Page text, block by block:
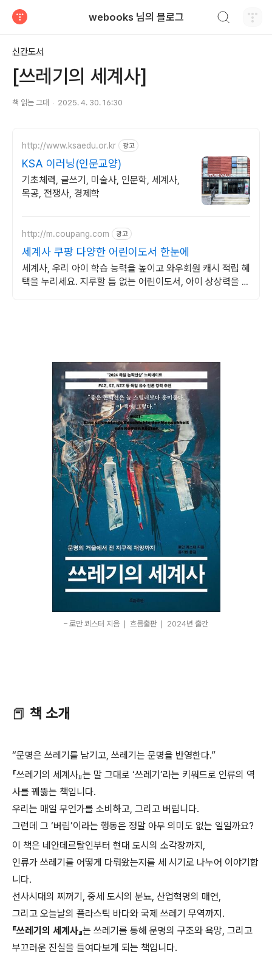
webooks 님의 블로그
신간도서
[쓰레기의 세계사]
책 읽는 그대 2025. 4. 30. 16:30
http://www.ksaedu.or.kr 광고
KSA 이러닝(인문교양)
기초체력, 글쓰기, 미술사, 인문학, 세계사,
목공, 전쟁사, 경제학
http://m.coupang.com 광고
세계사 쿠팡 다양한 어린이도서 한눈에
세계사, 우리 아이 학습 능력을 높이고 와우회원 캐시 적립 혜
택을 누리세요. 지루할 틈 없는 어린이도서, 아이 상상력을 자
– 로만 쾨스터 지음 ❘ 흐름출판 ❘ 2024년 출간
📕 책 소개
“문명은 쓰레기를 남기고, 쓰레기는 문명을 반영한다.”
『쓰레기의 세계사』는 말 그대로 ‘쓰레기’라는 키워드로 인류의 역
사를 꿰뚫는 책입니다.
우리는 매일 무언가를 소비하고, 그리고 버립니다.
그런데 그 ‘버림’이라는 행동은 정말 아무 의미도 없는 일일까요?
이 책은 네안데르탈인부터 현대 도시의 소각장까지,
인류가 쓰레기를 어떻게 다뤄왔는지를 세 시기로 나누어 이야기합
니다.
선사시대의 찌꺼기, 중세 도시의 분뇨, 산업혁명의 매연,
그리고 오늘날의 플라스틱 바다와 국제 쓰레기 무역까지.
『쓰레기의 세계사』는 쓰레기를 통해 문명의 구조와 욕망, 그리고
부끄러운 진실을 들여다보게 되는 책입니다.